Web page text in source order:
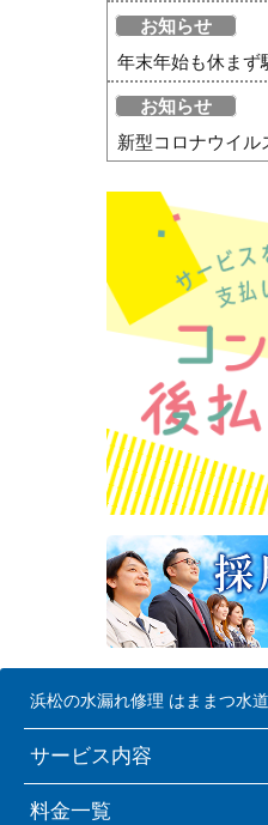
お知らせ
年末年始も休まず
お知らせ
新型コロナウイル
浜松の水漏れ修理 はままつ水
サービス内容
料金一覧